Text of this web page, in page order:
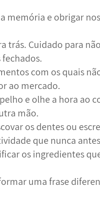
memória e obrigar
trás. Cuidado para
fechados.
com os quais
ao mercado.
e olhe a hora ao
mão.
os dentes ou
que nunca
os ingredientes
uma frase